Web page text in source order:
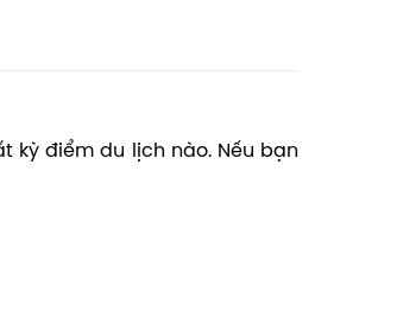
kỳ điểm du lịch nào. Nếu bạn